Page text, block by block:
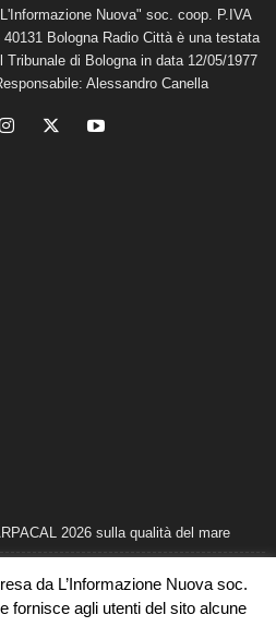
Nuova" soc. coop. P.IVA
Bologna Radio Città è una testata
di Bologna in data 12/05/1977
Alessandro Canella
2026 sulla qualità del mare
riconoscere i segnali veri
da L’Informazione Nuova soc.
fornisce agli utenti del sito alcune